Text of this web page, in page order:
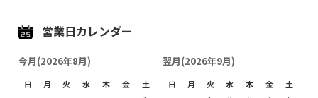
営業日カレンダー
今月(2026年8月)
日 月 火 水 木 金 土
翌月(2026年9月)
日 月 火 水 木 金 土